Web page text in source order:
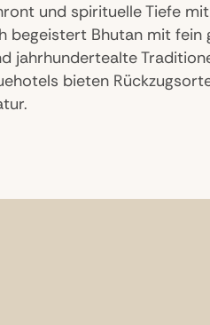
und spirituelle Tiefe
begeistert Bhutan mit fein
jahrhundertealte
bieten